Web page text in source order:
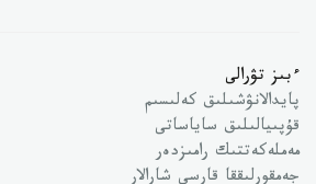
ءبىز تۋرالى
پايدالانۋشىلىق كەلىسىم
قۇپىيالىلىق ساياساتى
مەملەكەتتىك رامىزدەر
جەمقورلىققا قارسى شارالار